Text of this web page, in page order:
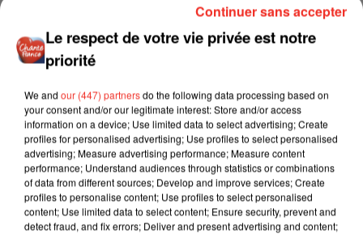
LES INTERVIEWS CHANTE
FRANCE
Voir plus
"JE SUIS À DISPOSITION DES
Le respect de votre vie privée est notre
priorité
We and our (447) partnersdo the following data processing based on
your consent and/or our legitimate interest: Store and/or access
information on a device; Use limited data to select advertising; Create
profiles for personalised advertising; Use profiles to select personalised
advertising; Measure advertising performance; Measure content
performance; Understand audiences through statistics or combinations
of data from different sources; Develop and improve services; Create
profiles to personalise content; Use profiles to select personalised
content; Use limited data to select content; Ensure security, prevent and
detect fraud, and fix errors; Deliver and present advertising and content;
Continuer sans accepter